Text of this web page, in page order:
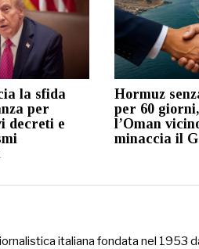
la sfida
per
decreti e
Hormuz
per 60
l’Oman
minaccia il
italiana fondata nel 1953